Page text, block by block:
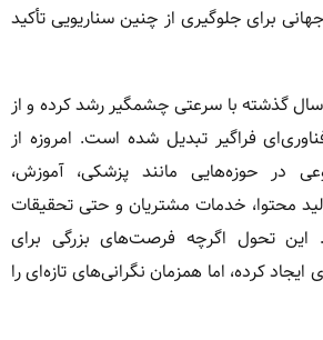
برای جلوگیری از چنین سناریویی تأکید
گذشته با سرعتی چشمگیر رشد کرده و از
فراگیر تبدیل شده است. امروزه از
در حوزه‌هایی مانند پزشکی، آموزش،
محتوا، خدمات مشتریان و حتی تحقیقات
این تحول اگرچه فرصت‌های بزرگی برای
کرده، اما همزمان نگرانی‌های تازه‌ای را